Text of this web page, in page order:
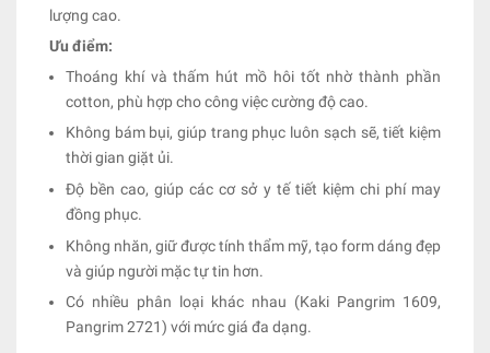
lượng cao.
Ưu điểm:
Thoáng khí và thấm hút mồ hôi tốt nhờ thành phần
cotton, phù hợp cho công việc cường độ cao.
Không bám bụi, giúp trang phục luôn sạch sẽ, tiết kiệm
thời gian giặt ủi.
Độ bền cao, giúp các cơ sở y tế tiết kiệm chi phí may
đồng phục.
Không nhăn, giữ được tính thẩm mỹ, tạo form dáng đẹp
và giúp người mặc tự tin hơn.
Có nhiều phân loại khác nhau (Kaki Pangrim 1609,
Pangrim 2721) với mức giá đa dạng.